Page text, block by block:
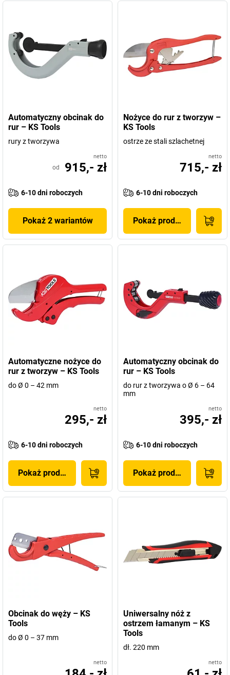
Automatyczny obcinak do
rur – KS Tools
rury z tworzywa
netto
od 915,- zł
6-10 dni roboczych
Pokaż 2 wariantów
Nożyce do rur z tworzyw –
KS Tools
ostrze ze stali szlachetnej
netto
715,- zł
6-10 dni roboczych
Pokaż produkt
Automatyczne nożyce do
rur z tworzyw – KS Tools
do Ø 0 – 42 mm
netto
295,- zł
6-10 dni roboczych
Pokaż produkt
Automatyczny obcinak do
rur – KS Tools
do rur z tworzywa o Ø 6 – 64
mm
netto
395,- zł
6-10 dni roboczych
Pokaż produkt
Obcinak do węży – KS
Tools
do Ø 0 – 37 mm
netto
Uniwersalny nóż z
ostrzem łamanym – KS
Tools
dł. 220 mm
netto